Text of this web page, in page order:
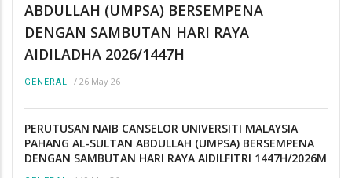
ABDULLAH (UMPSA) BERSEMPENA
DENGAN SAMBUTAN HARI RAYA
AIDILADHA 2026/1447H
GENERAL / 26 May 26
PERUTUSAN NAIB CANSELOR UNIVERSITI MALAYSIA
PAHANG AL-SULTAN ABDULLAH (UMPSA) BERSEMPENA
DENGAN SAMBUTAN HARI RAYA AIDILFITRI 1447H/2026M